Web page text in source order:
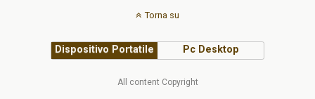
Torna su
Dispositivo Portatile Pc Desktop
All content Copyright